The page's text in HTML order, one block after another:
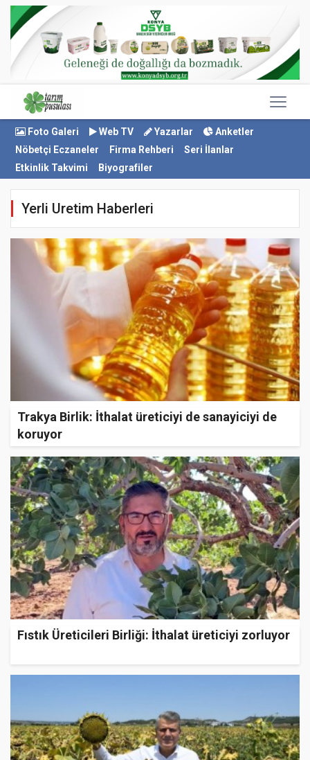
Foto Galeri Web TV Yazarlar
Anketler
Nöbetçi Eczaneler
Firma Rehberi
Seri İlanlar
Etkinlik Takvimi
Biyografiler
Yerli Uretim Haberleri
Trakya Birlik: İthalat üreticiyi de sanayiciyi de
koruyor
Fıstık Üreticileri Birliği: İthalat üreticiyi zorluyor